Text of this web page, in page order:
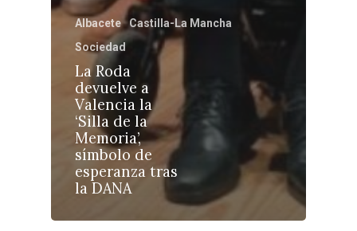
Albacete
Castilla-La Mancha
Sociedad
La Roda
devuelve a
Valencia la
‘Silla de la
Memoria’,
símbolo de
esperanza tras
la DANA
Castilla-La
Toledo
Ciudad Real
Albacete
Cuenca
Sanidad
Economía
Educación
Cultura